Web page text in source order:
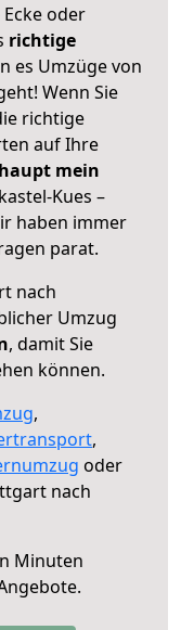
oder
richtige
es Umzüge von
Wenn Sie
richtige
auf Ihre
mein
Kues –
haben immer
parat.
nach
Umzug
, damit Sie
können.
,
,
oder
nach
Minuten